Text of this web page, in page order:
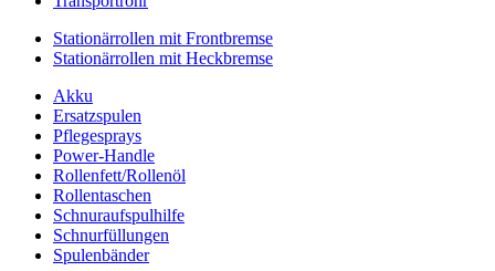
Stationärrollen mit Frontbremse
Stationärrollen mit Heckbremse
Akku
Ersatzspulen
Pflegesprays
Power-Handle
Rollenfett/Rollenöl
Rollentaschen
Schnuraufspulhilfe
Schnurfüllungen
Spulenbänder